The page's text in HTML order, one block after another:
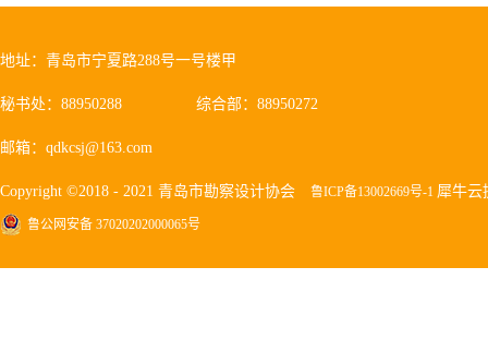
地址：青岛市宁夏路288号一号楼甲
秘书处：88950288 综合部：88950272
邮箱：qdkcsj@163.com
Copyright ©2018 - 2021 青岛市勘察设计协会 鲁ICP备13002669号-1 犀牛云
鲁公网安备 37020202000065号